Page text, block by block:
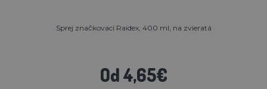
Sprej značkovací Raidex, 400 ml, na zvieratá
Od 4,65€